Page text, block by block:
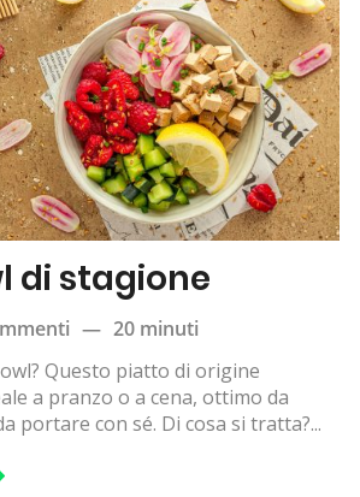
di stagione
— 20 minuti
Questo piatto di origine
a pranzo o a cena, ottimo da
portare con sé. Di cosa si tratta?...